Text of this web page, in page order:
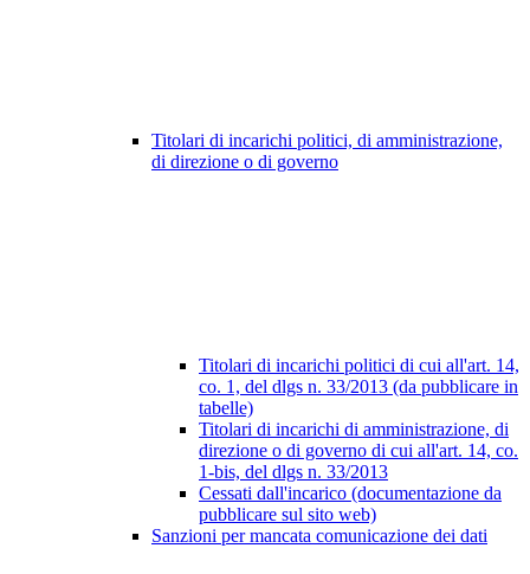
Titolari di incarichi politici, di amministrazione,
di direzione o di governo
Titolari di incarichi politici di cui all'art. 14,
co. 1, del dlgs n. 33/2013 (da pubblicare in
tabelle)
Titolari di incarichi di amministrazione, di
direzione o di governo di cui all'art. 14, co.
1-bis, del dlgs n. 33/2013
Cessati dall'incarico (documentazione da
pubblicare sul sito web)
Sanzioni per mancata comunicazione dei dati